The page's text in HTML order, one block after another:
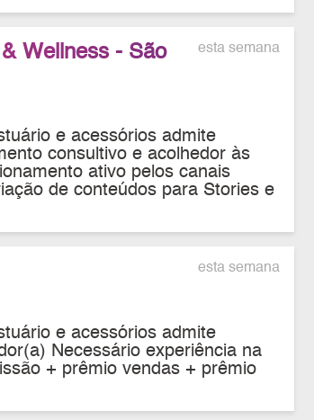
esta semana
Wellness - São
e acessórios admite
consultivo e acolhedor às
ativo pelos canais
de conteúdos para Stories e
esta semana
e acessórios admite
Necessário experiência na
+ prêmio vendas + prêmio